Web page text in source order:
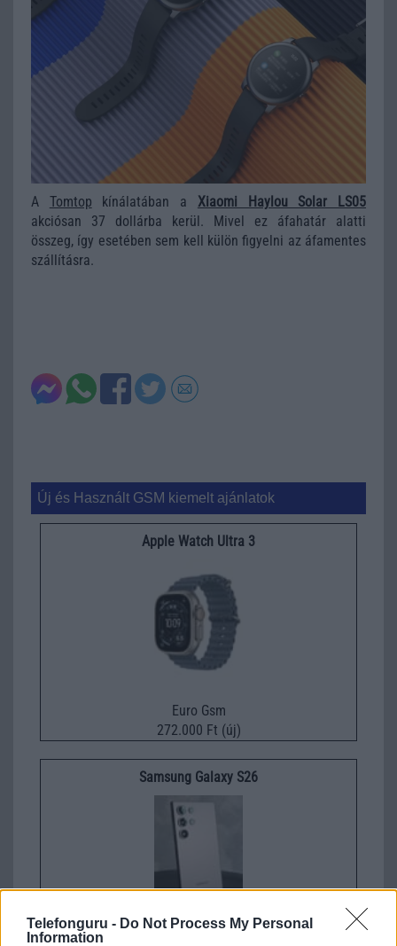
Telefonguru - Do Not Process My Personal
Information
A Tomtop kínálatában a Xiaomi Haylou Solar LS05
akciósan 37 dollárba kerül. Mivel ez áfahatár alatti
összeg, így esetében sem kell külön figyelni az áfamentes
szállításra.
Új és Használt GSM kiemelt ajánlatok
Apple Watch Ultra 3
Euro Gsm
272.000 Ft (új)
Samsung Galaxy S26